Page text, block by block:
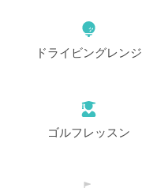
ドライビングレンジ
ゴルフレッスン